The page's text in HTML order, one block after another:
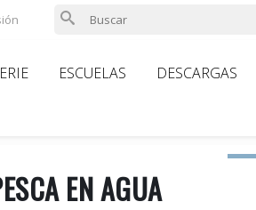
ESCUELAS DESCARGAS
EN AGUA